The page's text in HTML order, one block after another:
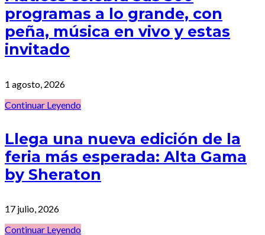
programas a lo grande, con
peña, música en vivo y estas
invitado
1 agosto, 2026
Continuar Leyendo
Llega una nueva edición de la
feria más esperada: Alta Gama
by Sheraton
17 julio, 2026
Continuar Leyendo